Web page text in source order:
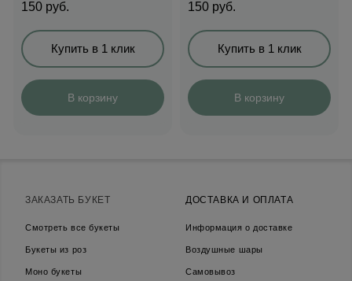
150 руб.
Купить в 1 клик
В корзину
150 руб.
Купить в 1 клик
В корзину
ЗАКАЗАТЬ БУКЕТ
Смотреть все букеты
Букеты из роз
Моно букеты
ДОСТАВКА И ОПЛАТА
Информация о доставке
Воздушные шары
Самовывоз